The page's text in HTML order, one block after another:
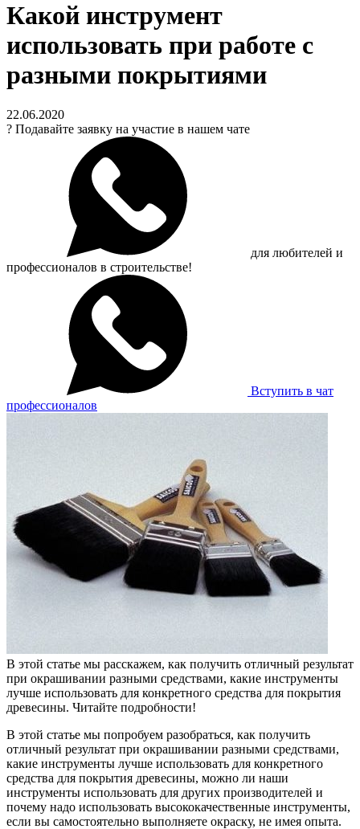
Какой инструмент
использовать при работе с
разными покрытиями
22.06.2020
? Подавайте заявку на участие в нашем чате
для любителей и
профессионалов в строительстве!
Вступить в чат
профессионалов
В этой статье мы расскажем, как получить отличный результат
при окрашивании разными средствами, какие инструменты
лучше использовать для конкретного средства для покрытия
древесины. Читайте подробности!
В этой статье мы попробуем разобраться, как получить
отличный результат при окрашивании разными средствами,
какие инструменты лучше использовать для конкретного
средства для покрытия древесины, можно ли наши
инструменты использовать для других производителей и
почему надо использовать высококачественные инструменты,
если вы самостоятельно выполняете окраску, не имея опыта.